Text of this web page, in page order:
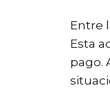
Entre
Esta
pago.